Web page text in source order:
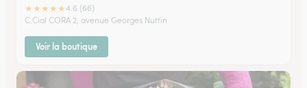
★★★★★4.6 (66)
C.Cial CORA 2, avenue Georges Nuttin
Voir la boutique